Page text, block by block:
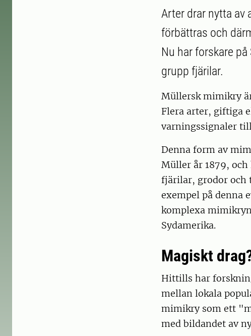
Arter drar nytta av
förbättras och
Nu har forskare
grupp fjärilar.
Müllersk mimikry
Flera arter, giftiga
varningssignaler
Denna form av
Müller år 1879,
fjärilar, grodor och
exempel på denna
komplexa
Sydamerika.
Magiskt
Hittills har
mellan lokala
mimikry som ett
med bildandet av